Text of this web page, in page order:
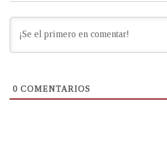
0 COMENTARIOS